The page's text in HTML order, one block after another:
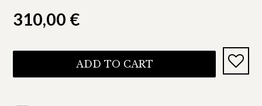
310,00 €
ADD TO CART